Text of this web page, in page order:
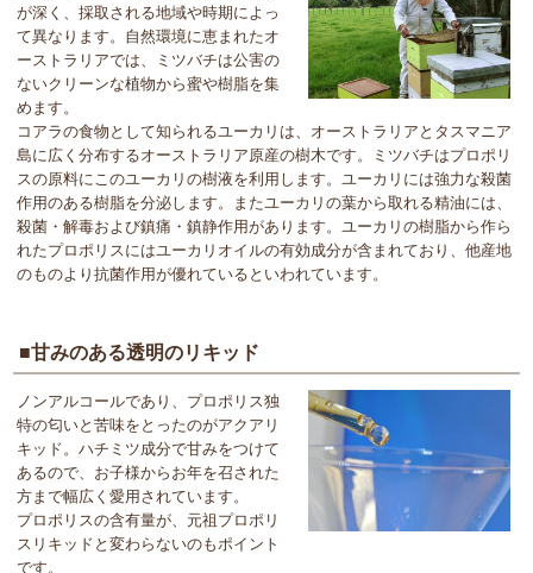
が深く、採取される地域や時期によっ
て異なります。自然環境に恵まれたオ
ーストラリアでは、ミツバチは公害の
ないクリーンな植物から蜜や樹脂を集
めます。
コアラの食物として知られるユーカリは、オーストラリアとタスマニア
島に広く分布するオーストラリア原産の樹木です。ミツバチはプロポリ
スの原料にこのユーカリの樹液を利用します。ユーカリには強力な殺菌
作用のある樹脂を分泌します。またユーカリの葉から取れる精油には、
殺菌・解毒および鎮痛・鎮静作用があります。ユーカリの樹脂から作ら
れたプロポリスにはユーカリオイルの有効成分が含まれており、他産地
のものより抗菌作用が優れているといわれています。
■甘みのある透明のリキッド
ノンアルコールであり、プロポリス独
特の匂いと苦味をとったのがアクアリ
キッド。ハチミツ成分で甘みをつけて
あるので、お子様からお年を召された
方まで幅広く愛用されています。
プロポリスの含有量が、元祖プロポリ
スリキッドと変わらないのもポイント
です。